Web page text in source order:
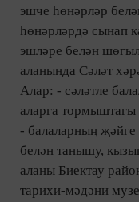
эшче һөнәрләр
һөнәрләрдә сынап
эшләре белән
аланында Сәләт
Алар: - сәләтле
аларга
- балаларның
белән танышу,
аланы Биектау
тарихи-мәдәни